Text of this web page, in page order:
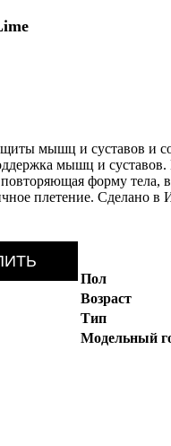
мышц и суставов и
мышц и
форму
плетение. Сделано в
Пол
Возраст
Тип
Модельный